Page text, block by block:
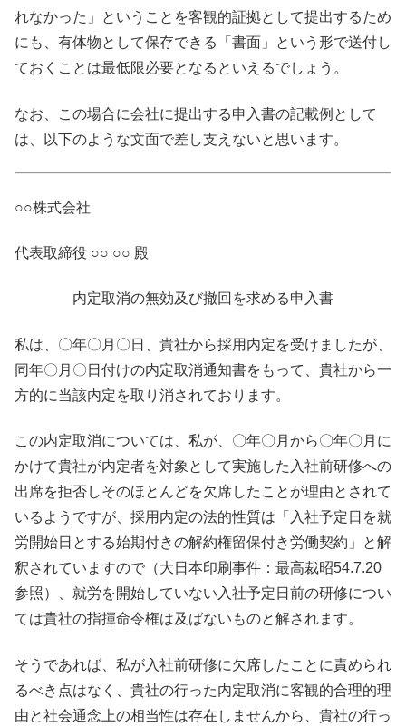
れなかった」ということを客観的証拠として提出するため
にも、有体物として保存できる「書面」という形で送付し
ておくことは最低限必要となるといえるでしょう。
なお、この場合に会社に提出する申入書の記載例として
は、以下のような文面で差し支えないと思います。
○○株式会社
代表取締役 ○○ ○○ 殿
内定取消の無効及び撤回を求める申入書
私は、〇年〇月〇日、貴社から採用内定を受けましたが、
同年〇月〇日付けの内定取消通知書をもって、貴社から一
方的に当該内定を取り消されております。
この内定取消については、私が、〇年〇月から〇年〇月に
かけて貴社が内定者を対象として実施した入社前研修への
出席を拒否しそのほとんどを欠席したことが理由とされて
いるようですが、採用内定の法的性質は「入社予定日を就
労開始日とする始期付きの解約権留保付き労働契約」と解
釈されていますので（大日本印刷事件：最高裁昭54.7.20
参照）、就労を開始していない入社予定日前の研修につい
ては貴社の指揮命令権は及ばないものと解されます。
そうであれば、私が入社前研修に欠席したことに責められ
るべき点はなく、貴社の行った内定取消に客観的合理的理
由と社会通念上の相当性は存在しませんから、貴社の行っ